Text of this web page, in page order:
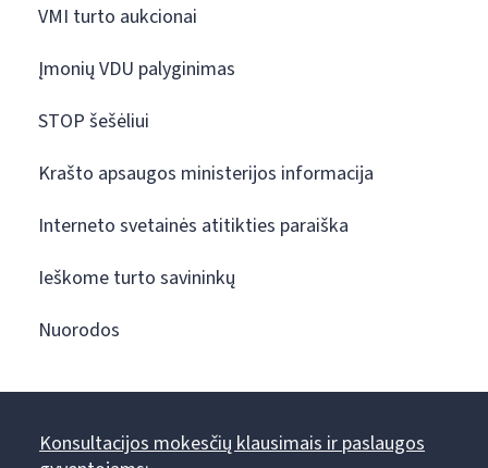
VMI turto aukcionai
Įmonių VDU palyginimas
STOP šešėliui
Krašto apsaugos ministerijos informacija
Interneto svetainės atitikties paraiška
Ieškome turto savininkų
Nuorodos
Konsultacijos mokesčių klausimais ir paslaugos